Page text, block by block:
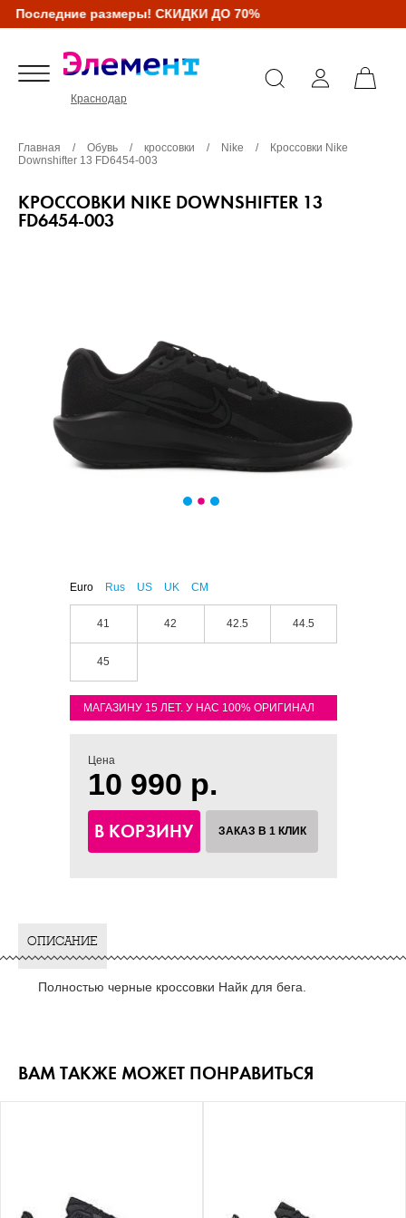
Последние размеры! СКИДКИ ДО 70%
Краснодар
Главная / Обувь / кроссовки / Nike /
Кроссовки Nike
Downshifter 13 FD6454-003
КРОССОВКИ NIKE DOWNSHIFTER 13
FD6454-003
Euro Rus US UK CM
41 42 42.5 44.5
45
МАГАЗИНУ 15 ЛЕТ. У НАС 100% ОРИГИНАЛ
Цена
10 990 р.
В КОРЗИНУ ЗАКАЗ В 1 КЛИК
ОПИСАНИЕ
Полностью черные кроссовки Найк для бега.
ВАМ ТАКЖЕ МОЖЕТ ПОНРАВИТЬСЯ